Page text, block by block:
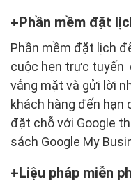
Phần mềm đặt
Phần mềm đặt lịch
cuộc hẹn trực tuyến
vắng mặt và gửi lời
khách hàng đến hạn
đặt chỗ với Google
sách Google My
Liệu pháp miễn